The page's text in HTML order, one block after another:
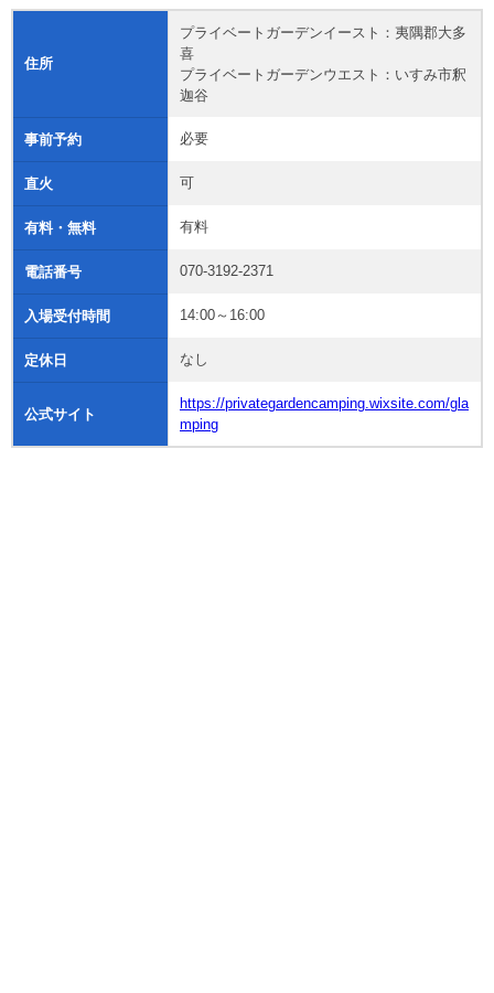
住所
プライベートガーデンイースト：夷隅郡大多
喜
プライベートガーデンウエスト：いすみ市釈
迦谷
事前予約 必要
直火 可
有料・無料 有料
電話番号 070-3192-2371
入場受付時間 14:00～16:00
定休日 なし
公式サイト
https://privategardencamping.wixsite.com/gla
mping